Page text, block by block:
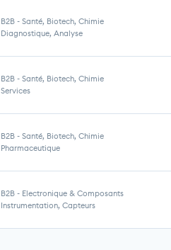
B2B - Santé, Biotech, Chimie
Diagnostique, Analyse
B2B - Santé, Biotech, Chimie
Services
B2B - Santé, Biotech, Chimie
Pharmaceutique
B2B - Electronique & Composants
Instrumentation, Capteurs